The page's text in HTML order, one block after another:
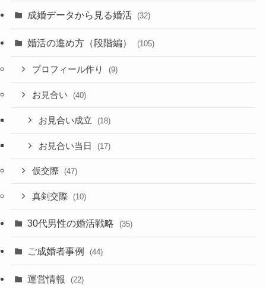
成婚データから見る婚活 (32)
婚活の進め方（段階編） (105)
プロフィール作り (9)
お見合い (40)
お見合い成立 (18)
お見合い当日 (17)
仮交際 (47)
真剣交際 (10)
30代男性の婚活戦略 (35)
ご成婚者事例 (44)
運営情報 (22)